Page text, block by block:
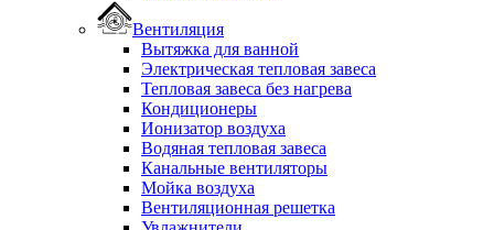
Вентиляция
Вытяжка для ванной
Электрическая тепловая завеса
Тепловая завеса без нагрева
Кондиционеры
Ионизатор воздуха
Водяная тепловая завеса
Канальные вентиляторы
Мойка воздуха
Вентиляционная решетка